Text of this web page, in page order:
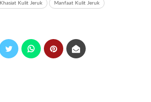
Khasiat Kulit Jeruk Manfaat Kulit Jeruk